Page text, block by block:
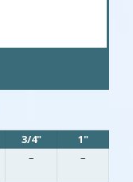
3/4"
1"
– –